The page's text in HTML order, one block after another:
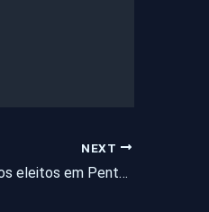
NEXT
Diplomação dos eleitos em Pentecoste, General Sampaio e Apuiarés será no dia 6 de dezembro.